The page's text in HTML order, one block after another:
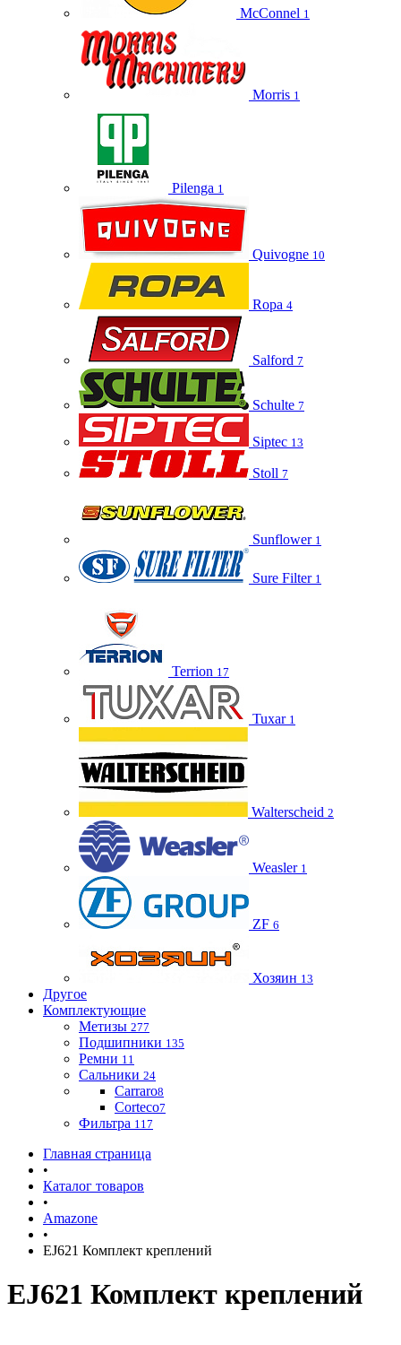
McConnel 1
Morris 1
Pilenga 1
Quivogne 10
Ropa 4
Salford 7
Schulte 7
Siptec 13
Stoll 7
Sunflower 1
Sure Filter 1
Terrion 17
Tuxar 1
Walterscheid 2
Weasler 1
ZF 6
Хозяин 13
Другое
Комплектующие
Метизы 277
Подшипники 135
Ремни 11
Сальники 24
Carraro8
Corteco7
Фильтра 117
Главная страница
•
Каталог товаров
•
Amazone
•
EJ621 Комплект креплений
EJ621 Комплект креплений